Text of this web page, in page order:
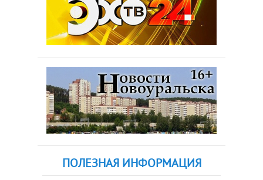
ПОЛЕЗНАЯ ИНФОРМАЦИЯ